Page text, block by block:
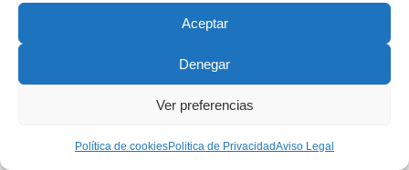
Aceptar
Denegar
Ver preferencias
Política de cookiesPolitica de PrivacidadAviso Legal